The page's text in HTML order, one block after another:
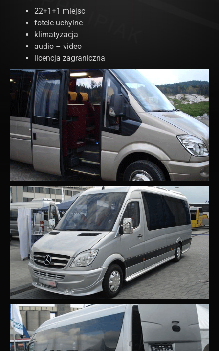
22+1+1 miejsc
fotele uchylne
klimatyzacja
audio – video
licencja zagraniczna